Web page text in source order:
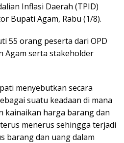
Inflasi Daerah (TPID)
Bupati Agam, Rabu (1/8).
55 orang peserta dari OPD
Agam serta stakeholder
menyebutkan secara
suatu keadaan di mana
kainaikan harga barang dan
menerus sehingga terjadi
barang dan uang dalam